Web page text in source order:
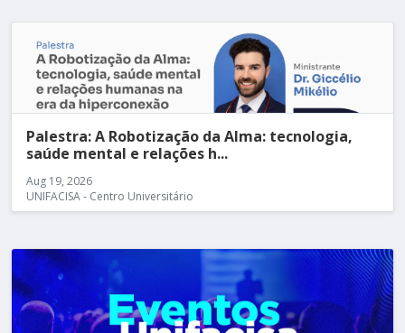
Palestra: A Robotização da Alma: tecnologia,
saúde mental e relações h...
Aug 19, 2026
UNIFACISA - Centro Universitário